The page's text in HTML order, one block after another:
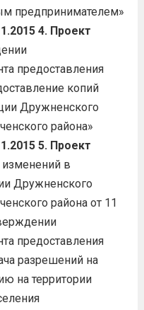
предпринимателем»
4. Проект
предоставления
копий
Дружненского
района»
5. Проект
в
Дружненского
района от 11
предоставления
разрешений на
на территории